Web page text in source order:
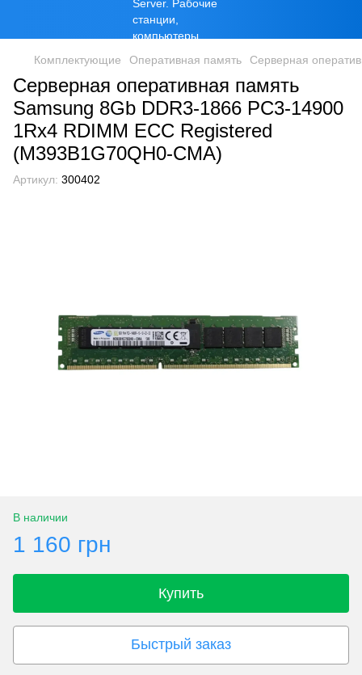
Комплектующие Оперативная память Серверная
Серверная оперативная память
Samsung 8Gb DDR3-1866 PC3-14900
1Rx4 RDIMM ECC Registered
(M393B1G70QH0-CMA)
Артикул: 300402
В наличии
1 160 грн
Купить
Быстрый заказ